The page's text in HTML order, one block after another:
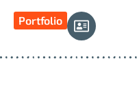
Portfolio